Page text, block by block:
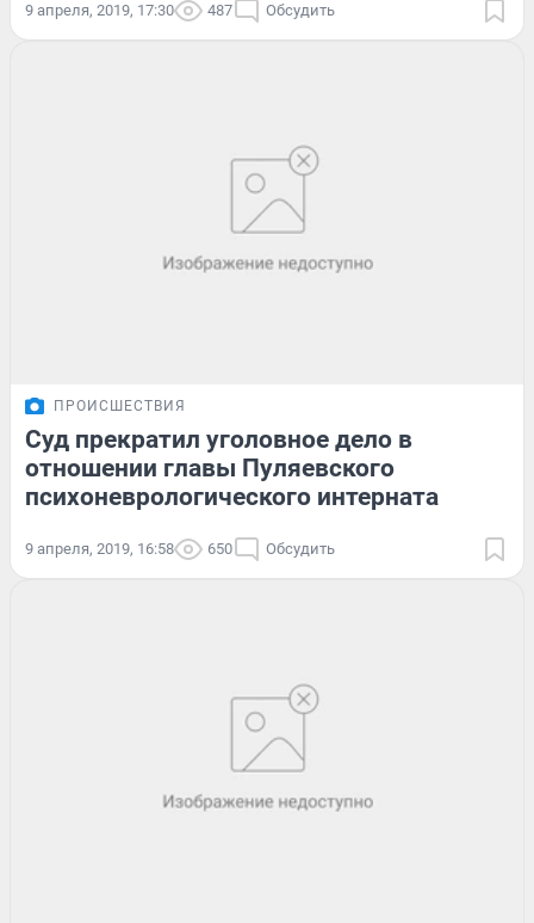
9 апреля, 2019, 17:30 487 Обсудить
ПРОИСШЕСТВИЯ
Суд прекратил уголовное дело в
отношении главы Пуляевского
психоневрологического интерната
9 апреля, 2019, 16:58 650 Обсудить